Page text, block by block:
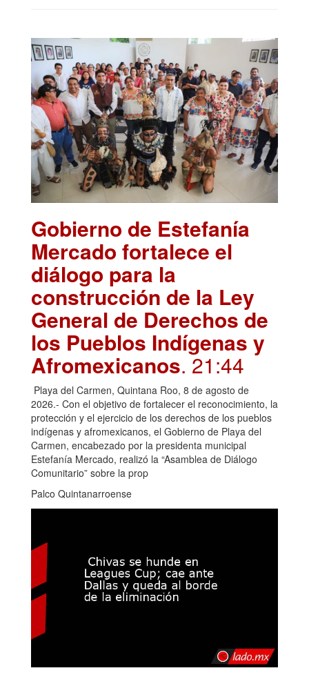
Gobierno de Estefanía
Mercado fortalece el
diálogo para la
construcción de la Ley
General de Derechos de
los Pueblos Indígenas y
Afromexicanos. 21:44
Playa del Carmen, Quintana Roo, 8 de agosto de
2026.- Con el objetivo de fortalecer el reconocimiento, la
protección y el ejercicio de los derechos de los pueblos
indígenas y afromexicanos, el Gobierno de Playa del
Carmen, encabezado por la presidenta municipal
Estefanía Mercado, realizó la “Asamblea de Diálogo
Comunitario” sobre la prop
Palco Quintanarroense